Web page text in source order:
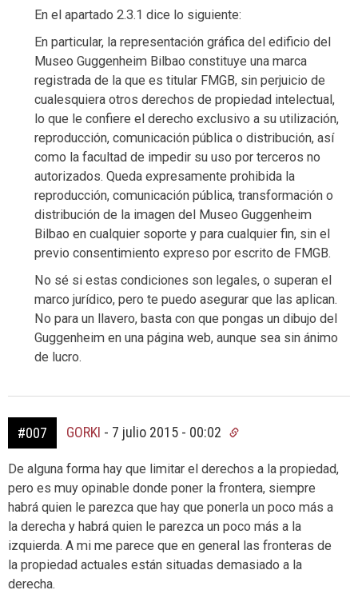
En el apartado 2.3.1 dice lo siguiente:
En particular, la representación gráfica del edificio del
Museo Guggenheim Bilbao constituye una marca
registrada de la que es titular FMGB, sin perjuicio de
cualesquiera otros derechos de propiedad intelectual,
lo que le confiere el derecho exclusivo a su utilización,
reproducción, comunicación pública o distribución, así
como la facultad de impedir su uso por terceros no
autorizados. Queda expresamente prohibida la
reproducción, comunicación pública, transformación o
distribución de la imagen del Museo Guggenheim
Bilbao en cualquier soporte y para cualquier fin, sin el
previo consentimiento expreso por escrito de FMGB.
No sé si estas condiciones son legales, o superan el
marco jurídico, pero te puedo asegurar que las aplican.
No para un llavero, basta con que pongas un dibujo del
Guggenheim en una página web, aunque sea sin ánimo
de lucro.
#007 GORKI - 7 julio 2015 - 00:02
De alguna forma hay que limitar el derechos a la propiedad,
pero es muy opinable donde poner la frontera, siempre
habrá quien le parezca que hay que ponerla un poco más a
la derecha y habrá quien le parezca un poco más a la
izquierda. A mi me parece que en general las fronteras de
la propiedad actuales están situadas demasiado a la
derecha.